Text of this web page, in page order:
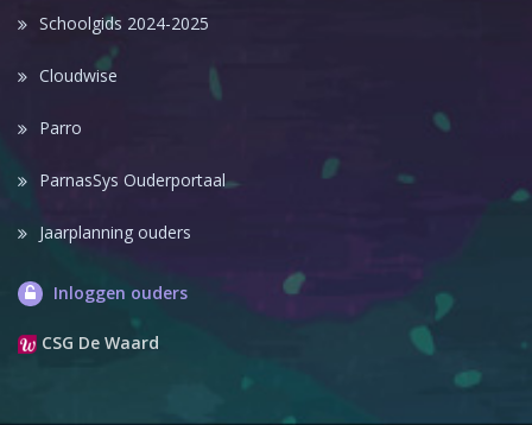
Schoolgids 2024-2025
Cloudwise
Parro
ParnasSys Ouderportaal
Jaarplanning ouders
Inloggen ouders
CSG De Waard